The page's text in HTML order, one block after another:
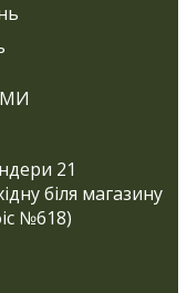
21
біля магазину
№618)